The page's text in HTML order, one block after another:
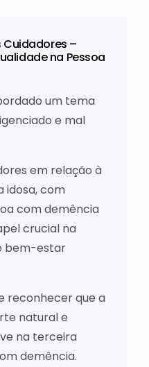
Cuidadores –
na Pessoa
um tema
e mal
em relação à
idosa, com
com demência
crucial na
bem-estar
reconhecer que a
natural e
na terceira
demência.